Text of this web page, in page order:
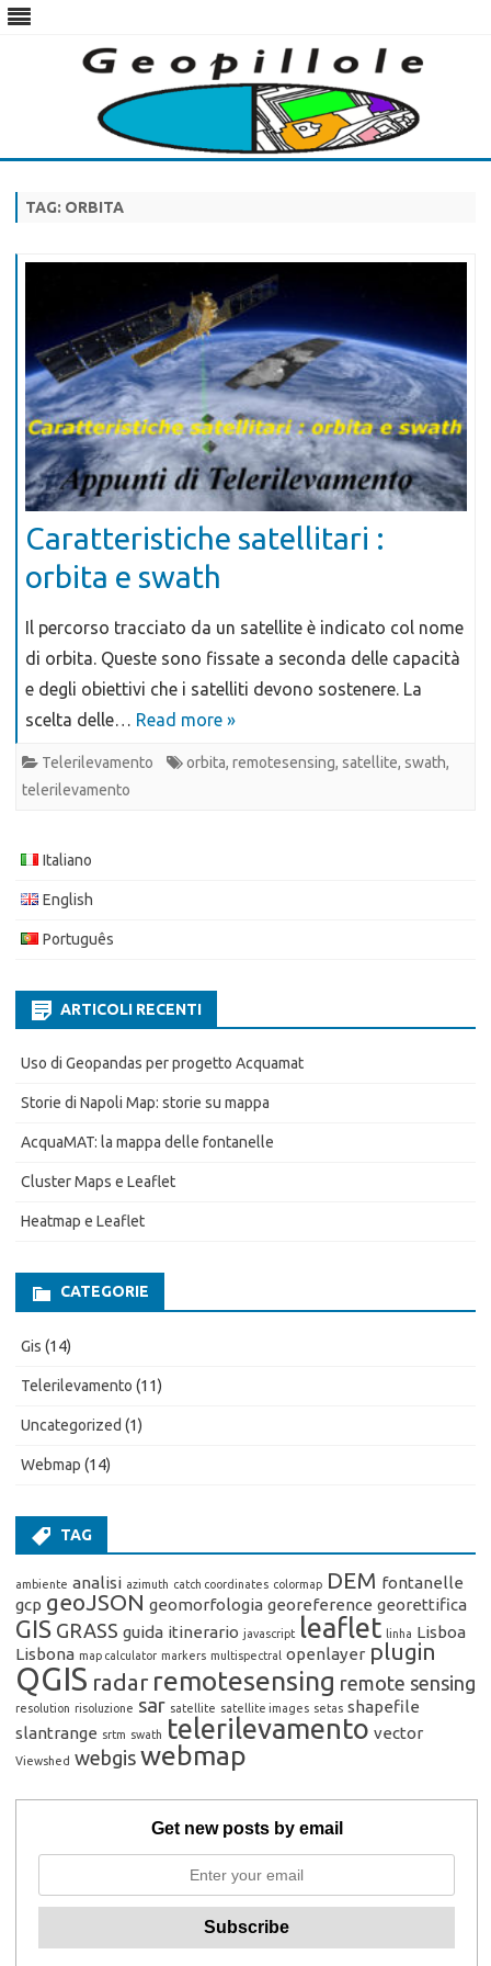
Skip
TAG: ORBITA
Caratteristiche satellitari :
orbita e swath
Il percorso tracciato da un satellite è indicato col nome
di orbita. Queste sono fissate a seconda delle capacità
e degli obiettivi che i satelliti devono sostenere. La
scelta delle… Read more »
Telerilevamento orbita, remotesensing, satellite, swath,
telerilevamento
Italiano
English
Português
ARTICOLI RECENTI
Uso di Geopandas per progetto Acquamat
Storie di Napoli Map: storie su mappa
AcquaMAT: la mappa delle fontanelle
Cluster Maps e Leaflet
Heatmap e Leaflet
CATEGORIE
Gis (14)
Telerilevamento (11)
Uncategorized (1)
Webmap (14)
TAG
ambiente analisi azimuth catch coordinates colormap DEM fontanelle
gcp geoJSON geomorfologia georeference georettifica
GIS GRASS guida itinerario javascript leaflet linha Lisboa
Lisbona map calculator markers multispectral openlayer plugin
QGIS radar remotesensing remote sensing
resolution risoluzione sar satellite satellite images setas shapefile
slantrange srtm swath telerilevamento vector
Viewshed webgis webmap
Get new posts by email